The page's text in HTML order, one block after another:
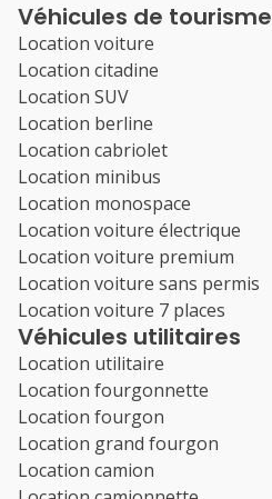
Véhicules de tourisme
Location voiture
Location citadine
Location SUV
Location berline
Location cabriolet
Location minibus
Location monospace
Location voiture électrique
Location voiture premium
Location voiture sans permis
Location voiture 7 places
Véhicules utilitaires
Location utilitaire
Location fourgonnette
Location fourgon
Location grand fourgon
Location camion